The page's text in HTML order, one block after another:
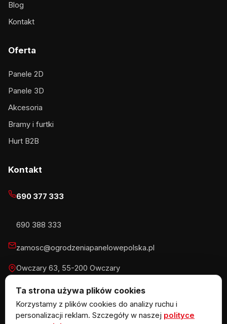
Ta strona używa plików cookies
Korzystamy z plików cookies do analizy ruchu i
personalizacji reklam. Szczegóły w naszej polityce
Blog
Kontakt
Oferta
Panele 2D
Panele 3D
Akcesoria
Bramy i furtki
Hurt B2B
Kontakt
690 377 333
690 388 333
zamosc@ogrodzeniapanelowepolska.pl
Owczary 63, 55-200 Owczary
Pn-Pt 8-16, Sb 8-13:30